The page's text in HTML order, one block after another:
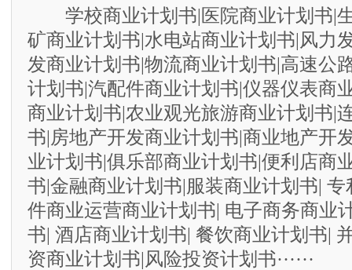
学校商业计划书|医院商业计划书|
矿商业计划书|水电站商业计划书|风力
发商业计划书|物流商业计划书|高速公
计划书|汽配件商业计划书|仪器仪表商
商业计划书|农业观光旅游商业计划书|
书|房地产开发商业计划书|商业地产开
业计划书|俱乐部商业计划书|便利店商
书|金融商业计划书|服装商业计划书|
件商业运营商业计划书| 电子商务商业
书| 酒店商业计划书| 餐饮商业计划书|
资商业计划书|风险投资计划书······